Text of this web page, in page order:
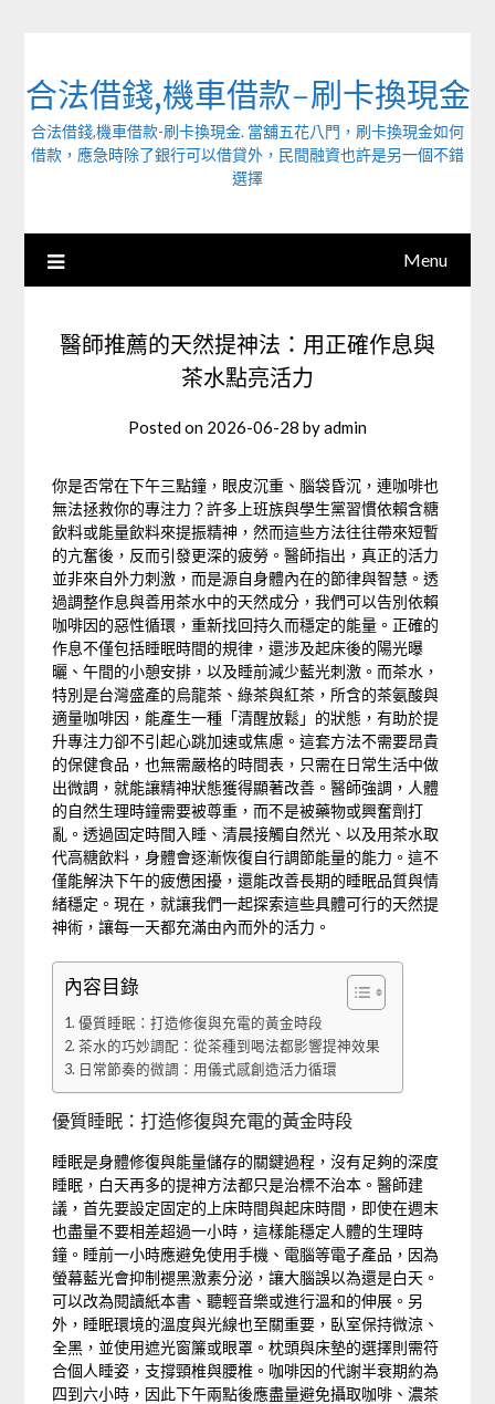
合法借錢,機車借款-刷卡換現金
合法借錢,機車借款-刷卡換現金. 當舖五花八門，刷卡換現金如何
借款，應急時除了銀行可以借貸外，民間融資也許是另一個不錯
選擇
Menu
醫師推薦的天然提神法：用正確作息與
茶水點亮活力
Posted on 2026-06-28 byadmin
你是否常在下午三點鐘，眼皮沉重、腦袋昏沉，連咖啡也
無法拯救你的專注力？許多上班族與學生黨習慣依賴含糖
飲料或能量飲料來提振精神，然而這些方法往往帶來短暫
的亢奮後，反而引發更深的疲勞。醫師指出，真正的活力
並非來自外力刺激，而是源自身體內在的節律與智慧。透
過調整作息與善用茶水中的天然成分，我們可以告別依賴
咖啡因的惡性循環，重新找回持久而穩定的能量。正確的
作息不僅包括睡眠時間的規律，還涉及起床後的陽光曝
曬、午間的小憩安排，以及睡前減少藍光刺激。而茶水，
特別是台灣盛產的烏龍茶、綠茶與紅茶，所含的茶氨酸與
適量咖啡因，能產生一種「清醒放鬆」的狀態，有助於提
升專注力卻不引起心跳加速或焦慮。這套方法不需要昂貴
的保健食品，也無需嚴格的時間表，只需在日常生活中做
出微調，就能讓精神狀態獲得顯著改善。醫師強調，人體
的自然生理時鐘需要被尊重，而不是被藥物或興奮劑打
亂。透過固定時間入睡、清晨接觸自然光、以及用茶水取
代高糖飲料，身體會逐漸恢復自行調節能量的能力。這不
僅能解決下午的疲憊困擾，還能改善長期的睡眠品質與情
緒穩定。現在，就讓我們一起探索這些具體可行的天然提
神術，讓每一天都充滿由內而外的活力。
內容目錄
優質睡眠：打造修復與充電的黃金時段
茶水的巧妙調配：從茶種到喝法都影響提神效果
日常節奏的微調：用儀式感創造活力循環
優質睡眠：打造修復與充電的黃金時段
睡眠是身體修復與能量儲存的關鍵過程，沒有足夠的深度
睡眠，白天再多的提神方法都只是治標不治本。醫師建
議，首先要設定固定的上床時間與起床時間，即使在週末
也盡量不要相差超過一小時，這樣能穩定人體的生理時
鐘。睡前一小時應避免使用手機、電腦等電子產品，因為
螢幕藍光會抑制褪黑激素分泌，讓大腦誤以為還是白天。
可以改為閱讀紙本書、聽輕音樂或進行溫和的伸展。另
外，睡眠環境的溫度與光線也至關重要，臥室保持微涼、
全黑，並使用遮光窗簾或眼罩。枕頭與床墊的選擇則需符
合個人睡姿，支撐頸椎與腰椎。咖啡因的代謝半衰期約為
四到六小時，因此下午兩點後應盡量避免攝取咖啡、濃茶